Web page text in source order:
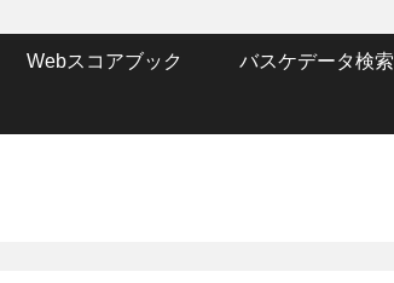
Webスコアブック バスケデータ検索